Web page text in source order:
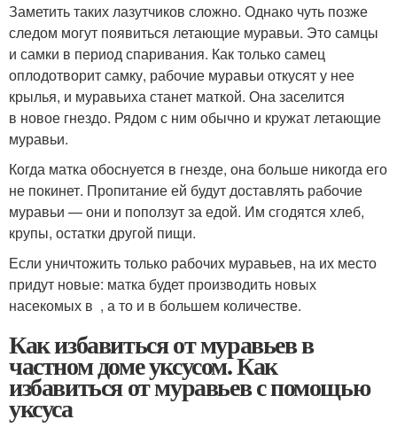
Заметить таких лазутчиков сложно. Однако чуть позже
следом могут появиться летающие муравьи. Это самцы
и самки в период спаривания. Как только самец
оплодотворит самку, рабочие муравьи откусят у нее
крылья, и муравьиха станет маткой. Она заселится
в новое гнездо. Рядом с ним обычно и кружат летающие
муравьи.
Когда матка обоснуется в гнезде, она больше никогда его
не покинет. Пропитание ей будут доставлять рабочие
муравьи — они и поползут за едой. Им сгодятся хлеб,
крупы, остатки другой пищи.
Если уничтожить только рабочих муравьев, на их место
придут новые: матка будет производить новых
насекомых в , а то и в большем количестве.
Как избавиться от муравьев в
частном доме уксусом. Как
избавиться от муравьев с помощью
уксуса